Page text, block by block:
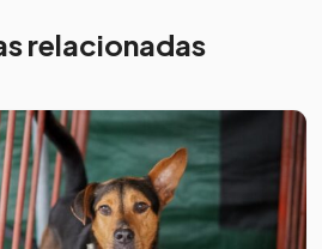
relacionadas